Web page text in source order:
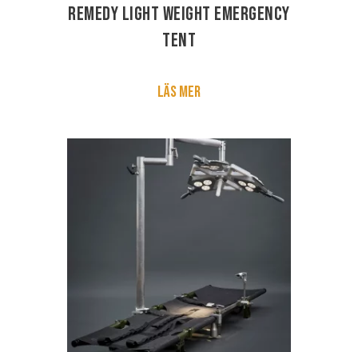
Remedy Light Weight Emergency
Tent
Läs mer